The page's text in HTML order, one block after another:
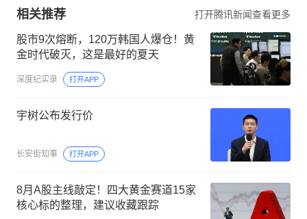
相关推荐 打开腾讯新闻查看更多
股市9次熔断，120万韩国人爆仓！黄
金时代破灭，这是最好的夏天
深度纪实录 打开APP
宇树公布发行价
长安街知事 打开APP
8月A股主线敲定！四大黄金赛道15家
核心标的整理，建议收藏跟踪